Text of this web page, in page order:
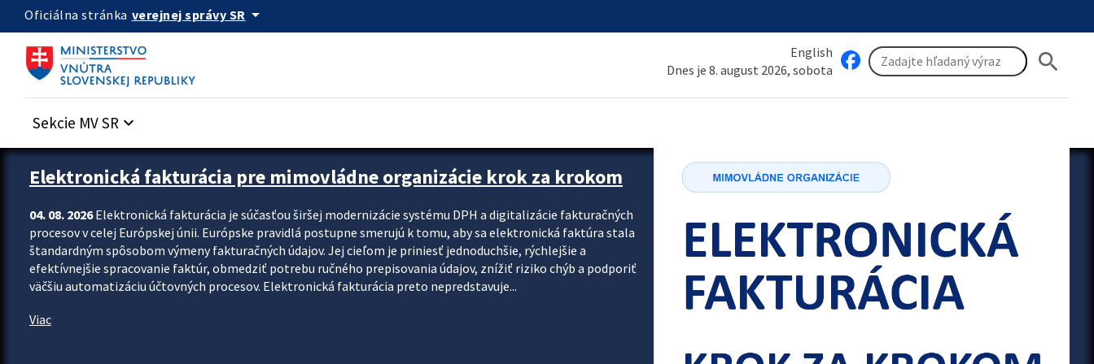
Preskocit na hlavný obsah
Oficiálna stránka verejnej správy SR arrow_drop_down
English
Dnes je 8. august 2026, sobota
search
Sekcie MV SR keyboard_arrow_down
Zastavit automatický posun upútavok
Elektronická fakturácia pre mimovládne organizácie krok za krokom
04. 08. 2026Elektronická fakturácia je súčasťou širšej modernizácie systému DPH a digitalizácie fakturačných
procesov v celej Európskej únii. Európske pravidlá postupne smerujú k tomu, aby sa elektronická faktúra stala
štandardným spôsobom výmeny fakturačných údajov. Jej cieľom je priniesť jednoduchšie, rýchlejšie a
efektívnejšie spracovanie faktúr, obmedziť potrebu ručného prepisovania údajov, znížiť riziko chýb a podporiť
väčšiu automatizáciu účtovných procesov. Elektronická fakturácia preto nepredstavuje...
Viac